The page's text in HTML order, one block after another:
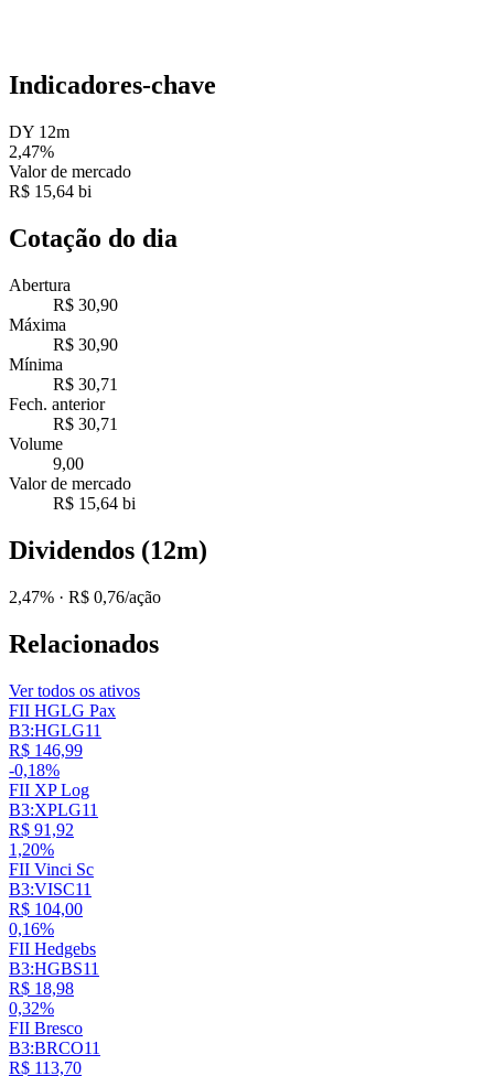
Indicadores-chave
DY 12m
2,47%
Valor de mercado
R$ 15,64 bi
Cotação do dia
Abertura
R$ 30,90
Máxima
R$ 30,90
Mínima
R$ 30,71
Fech. anterior
R$ 30,71
Volume
9,00
Valor de mercado
R$ 15,64 bi
Dividendos (12m)
2,47% · R$ 0,76/ação
Relacionados
Ver todos os ativos
FII HGLG Pax
B3:HGLG11
R$ 146,99
-0,18%
FII XP Log
B3:XPLG11
R$ 91,92
1,20%
FII Vinci Sc
B3:VISC11
R$ 104,00
0,16%
FII Hedgebs
B3:HGBS11
R$ 18,98
0,32%
FII Bresco
B3:BRCO11
R$ 113,70